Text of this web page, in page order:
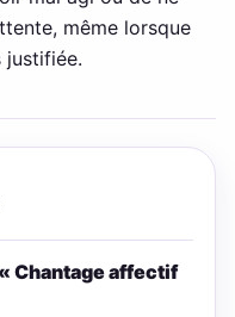
même lorsque
justifiée.
Chantage affectif